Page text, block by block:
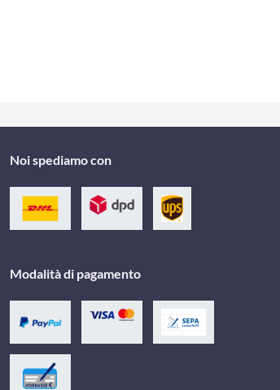
Noi spediamo con
Modalità di pagamento